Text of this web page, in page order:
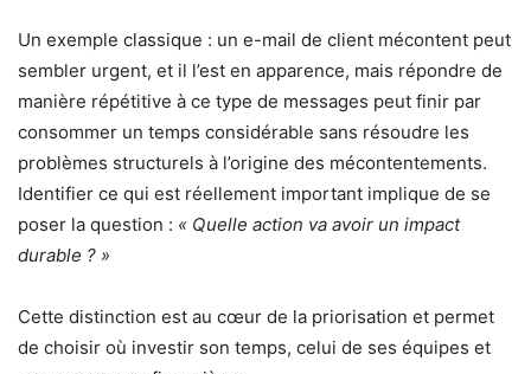
Un exemple classique : un e-mail de client mécontent peut
sembler urgent, et il l’est en apparence, mais répondre de
manière répétitive à ce type de messages peut finir par
consommer un temps considérable sans résoudre les
problèmes structurels à l’origine des mécontentements.
Identifier ce qui est réellement important implique de se
poser la question : « Quelle action va avoir un impact
durable ? »
Cette distinction est au cœur de la priorisation et permet
de choisir où investir son temps, celui de ses équipes et